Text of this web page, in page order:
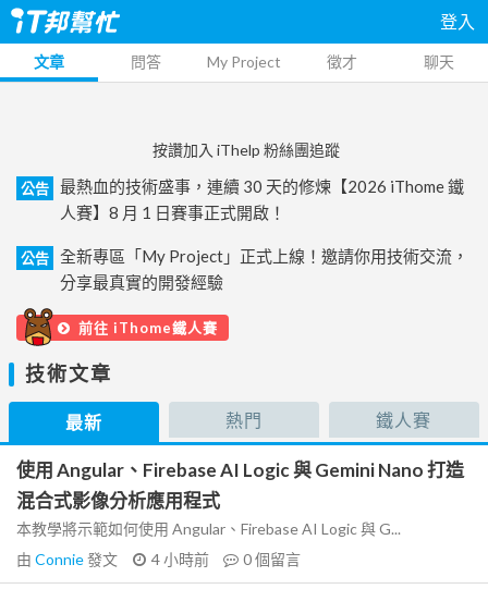
登入
文章 問答 My Project 徵才 聊天
按讚加入 iThelp 粉絲團追蹤
公告
最熱血的技術盛事，連續 30 天的修煉【2026 iThome 鐵
人賽】8 月 1 日賽事正式開啟！
公告
全新專區「My Project」正式上線！邀請你用技術交流，
分享最真實的開發經驗
前往 iThome鐵人賽
技術文章
最新 熱門 鐵人賽
使用 Angular、Firebase AI Logic 與 Gemini Nano 打造
混合式影像分析應用程式
本教學將示範如何使用 Angular、Firebase AI Logic 與 G...
由 Connie發文 4 小時前 0個留言